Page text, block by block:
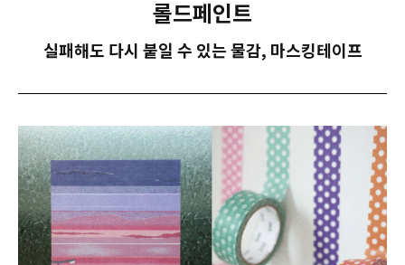
롤드페인트
실패해도 다시 붙일 수 있는 물감, 마스킹테이프